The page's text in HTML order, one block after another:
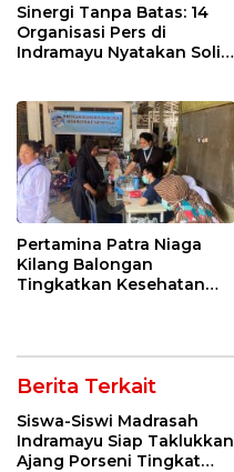
Sinergi Tanpa Batas: 14
Organisasi Pers di
Indramayu Nyatakan Solid
Pertamina Patra Niaga
Kilang Balongan
Tingkatkan Kesehatan
Perawatan Gigi
Berita Terkait
Siswa-Siswi Madrasah
Indramayu Siap Taklukkan
Ajang Porseni Tingkat